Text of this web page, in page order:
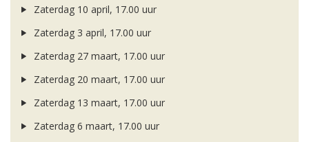
Zaterdag 10 april, 17.00 uur
Zaterdag 3 april, 17.00 uur
Zaterdag 27 maart, 17.00 uur
Zaterdag 20 maart, 17.00 uur
Zaterdag 13 maart, 17.00 uur
Zaterdag 6 maart, 17.00 uur